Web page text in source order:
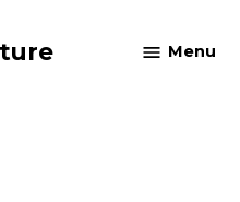
Menu